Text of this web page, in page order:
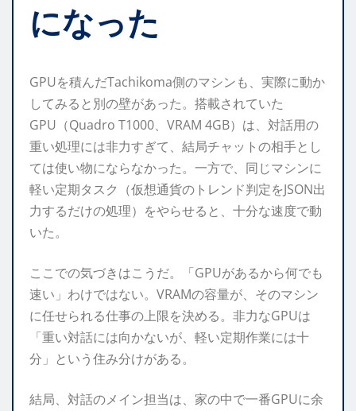
になった
GPUを積んだTachikoma側のマシンも、実際に動か
してみると別の壁があった。搭載されていた
GPU（Quadro T1000、VRAM 4GB）は、対話用の
重い処理には非力すぎて、結局チャットの相手とし
ては使い物にならなかった。一方で、同じマシンに
軽い定期タスク（仮想通貨のトレンド判定をJSON出
力するだけの処理）をやらせると、十分な速度で動
いた。
ここでの気づきはこうだ。「GPUがあるから何でも
速い」わけではない。VRAMの容量が、そのマシン
に任せられる仕事の上限を決める。非力なGPUは
「重い対話には向かないが、軽い定期作業には十
分」という住み分けがある。
結局、対話のメイン担当は、家の中で一番GPUに余